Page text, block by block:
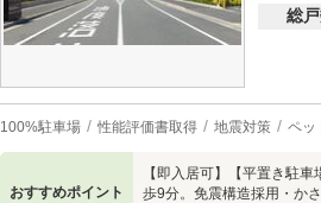
総
100%駐車場 性能評価書取得 地震対策 ペッ
おすすめポイント
【即入居可】【平置き駐
歩9分。免震構造採用・か